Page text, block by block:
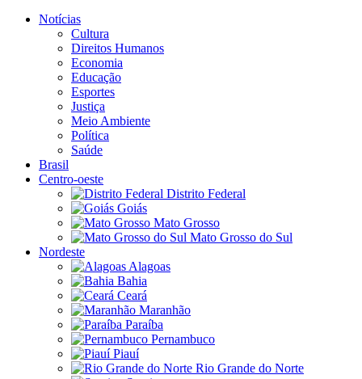
Notícias
Cultura
Direitos Humanos
Economia
Educação
Esportes
Justiça
Meio Ambiente
Política
Saúde
Brasil
Centro-oeste
Distrito Federal
Goiás
Mato Grosso
Mato Grosso do Sul
Nordeste
Alagoas
Bahia
Ceará
Maranhão
Paraíba
Pernambuco
Piauí
Rio Grande do Norte